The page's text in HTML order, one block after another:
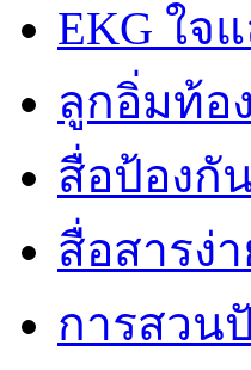
EKG ใจ
ลูกอิ่มท้อง
สื่อป้องกั
สื่อสารง่า
การสวน